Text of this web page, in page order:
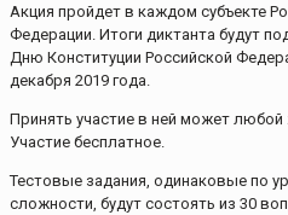
Акция пройдет в каждом субъекте
Федерации. Итоги диктанта будут
Дню Конституции Российской
декабря 2019 года.
Принять участие в ней может
Участие бесплатное.
Тестовые задания, одинаковые по
сложности, будут состоять из 30